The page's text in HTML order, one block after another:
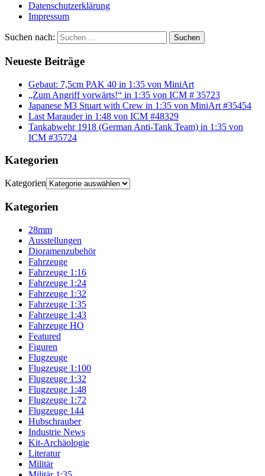
Datenschutzerklärung
Impressum
Suchen nach: Suchen
Neueste Beiträge
Gebaut: 7,5cm PAK 40 in 1:35 von MiniArt
„Zum Angriff vorwärts!“ in 1:35 von ICM # 35723
Japanese M3 Stuart with Crew in 1:35 von MiniArt #35454
Last Marauder in 1:48 von ICM #48329
Tankabwehr 1918 (German Anti-Tank Team) in 1:35 von
ICM #35724
Kategorien
Kategorien
Kategorien
28mm
Ausstellungen
Dioramenzubehör
Fahrzeuge
Fahrzeuge 1:16
Fahrzeuge 1:24
Fahrzeuge 1:32
Fahrzeuge 1:35
Fahrzeuge 1:43
Fahrzeuge HO
Featured
Figuren
Flugzeuge
Flugzeuge 1:100
Flugzeuge 1:32
Flugzeuge 1:48
Flugzeuge 1:72
Flugzeuge 144
Hubschrauber
Industrie News
Kit-Archäologie
Literatur
Militär